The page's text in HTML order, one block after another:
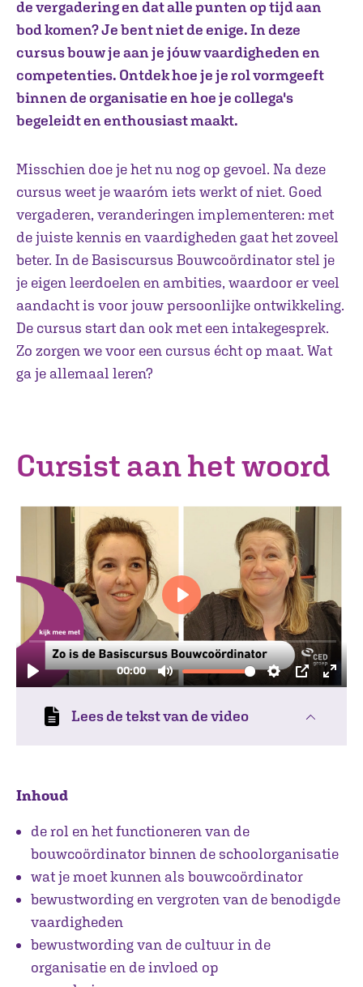
de vergadering en dat alle punten op tijd aan
bod komen? Je bent niet de enige. In deze
cursus bouw je aan je jóuw vaardigheden en
competenties. Ontdek hoe je je rol vormgeeft
binnen de organisatie en hoe je collega's
begeleidt en enthousiast maakt.
Misschien doe je het nu nog op gevoel. Na deze
cursus weet je waaróm iets werkt of niet. Goed
vergaderen, veranderingen implementeren: met
de juiste kennis en vaardigheden gaat het zoveel
beter. In de Basiscursus Bouwcoördinator stel je
je eigen leerdoelen en ambities, waardoor er veel
aandacht is voor jouw persoonlijke ontwikkeling.
De cursus start dan ook met een intakegesprek.
Zo zorgen we voor een cursus écht op maat. Wat
ga je allemaal leren?
Cursist aan het woord
Lees de tekst van de video
Inhoud
de rol en het functioneren van de
bouwcoördinator binnen de schoolorganisatie
wat je moet kunnen als bouwcoördinator
bewustwording en vergroten van de benodigde
vaardigheden
bewustwording van de cultuur in de
organisatie en de invloed op